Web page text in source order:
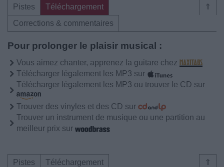
⇑
Pistes
Téléchargement
Corrections & commentaires
Pour prolonger le plaisir musical :
Vous aimez chanter, apprenez la guitare chez
Télécharger légalement les MP3 sur
Télécharger légalement les MP3 ou trouver le CD sur
Trouver des vinyles et des CD sur
Trouver un instrument de musique ou une partition au
meilleur prix sur
⇑
Pistes
Téléchargement